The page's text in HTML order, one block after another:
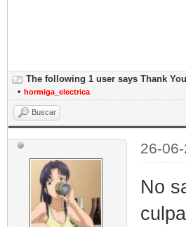
The following 1 user says Thank
• hormiga_electrica
Buscar
26-
No